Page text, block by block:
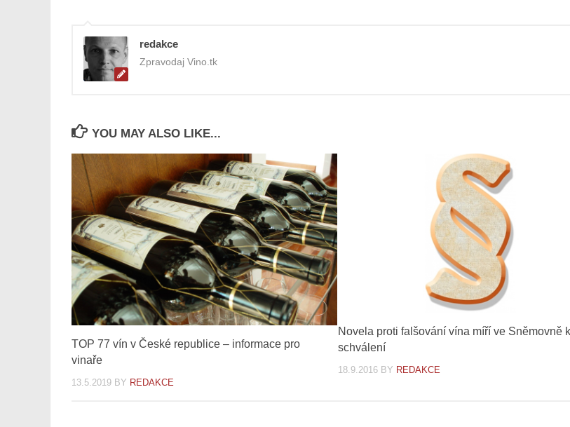
redakce
Zpravodaj Vino.tk
YOU MAY ALSO LIKE...
TOP 77 vín v České republice – informace pro
vinaře
13.5.2019 BY REDAKCE
Novela proti falšování vína míří ve Sněmovně
schválení
18.9.2016BY REDAKCE